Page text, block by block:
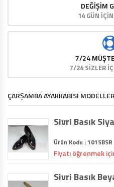
DEĞIŞIM
14 GÜN
7/24
7/24 SİZLER
ÇARŞAMBA AYAKKABISI
Sivri Basık
Ürün Kodu : 101SBSR
Fiyatı öğrenmek
Sivri Basık